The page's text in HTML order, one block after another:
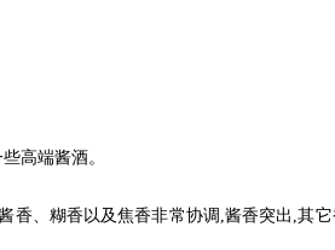
高端酱酒。
、糊香以及焦香非常协调,酱香突出,其